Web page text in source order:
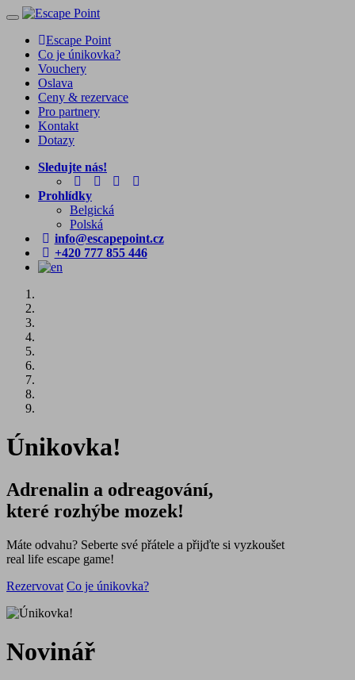
Toggle
navigationEscape Point
Co je únikovka?
Vouchery
Oslava
Ceny & rezervace
Pro partnery
Kontakt
Dotazy
Sledujte nás!
Prohlídky
Belgická
Polská
info@escapepoint.cz
+420 777 855 446
Únikovka!
Adrenalin a odreagování,
které rozhýbe mozek!
Máte odvahu? Seberte své přátele a přijďte si vyzkoušet
real life escape game!
Rezervovat Co je únikovka?
Novinář